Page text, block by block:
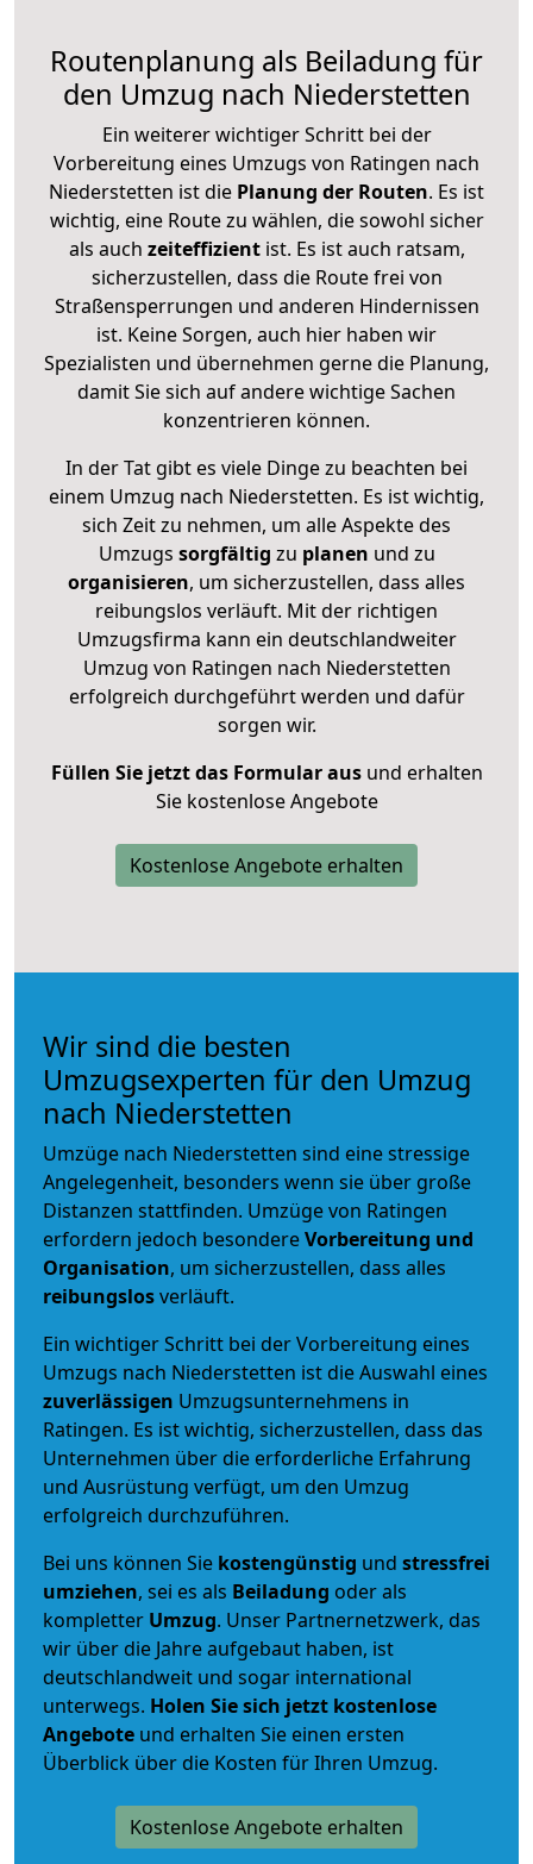
Routenplanung als Beiladung für
den Umzug nach Niederstetten
Ein weiterer wichtiger Schritt bei der
Vorbereitung eines Umzugs von Ratingen nach
Niederstetten ist die Planung der Routen. Es ist
wichtig, eine Route zu wählen, die sowohl sicher
als auch zeiteffizientist. Es ist auch ratsam,
sicherzustellen, dass die Route frei von
Straßensperrungen und anderen Hindernissen
ist. Keine Sorgen, auch hier haben wir
Spezialisten und übernehmen gerne die Planung,
damit Sie sich auf andere wichtige Sachen
konzentrieren können.
In der Tat gibt es viele Dinge zu beachten bei
einem Umzug nach Niederstetten. Es ist wichtig,
sich Zeit zu nehmen, um alle Aspekte des
Umzugs sorgfältig zu planen und zu
organisieren, um sicherzustellen, dass alles
reibungslos verläuft. Mit der richtigen
Umzugsfirma kann ein deutschlandweiter
Umzug von Ratingen nach Niederstetten
erfolgreich durchgeführt werden und dafür
sorgen wir.
Füllen Sie jetzt das Formular ausund erhalten
Sie kostenlose Angebote
Kostenlose Angebote erhalten
Wir sind die besten
Umzugsexperten für den Umzug
nach Niederstetten
Umzüge nach Niederstetten sind eine stressige
Angelegenheit, besonders wenn sie über große
Distanzen stattfinden. Umzüge von Ratingen
erfordern jedoch besondereVorbereitung und
Organisation, um sicherzustellen, dass alles
reibungslosverläuft.
Ein wichtiger Schritt bei der Vorbereitung eines
Umzugs nach Niederstetten ist die Auswahl eines
zuverlässigen Umzugsunternehmens in
Ratingen. Es ist wichtig, sicherzustellen, dass das
Unternehmen über die erforderliche Erfahrung
und Ausrüstung verfügt, um den Umzug
erfolgreich durchzuführen.
Bei uns können Sie kostengünstig und stressfrei
umziehen, sei es als Beiladung oder als
kompletter Umzug. Unser Partnernetzwerk, das
wir über die Jahre aufgebaut haben, ist
deutschlandweit und sogar international
unterwegs. Holen Sie sich jetzt kostenlose
Angebote und erhalten Sie einen ersten
Überblick über die Kosten für Ihren Umzug.
Kostenlose Angebote erhalten